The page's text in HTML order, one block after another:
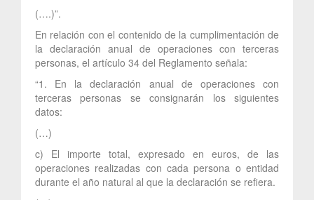
(….)”.
En relación con el contenido de la cumplimentación de
la declaración anual de operaciones con terceras
personas, el artículo 34 del Reglamento señala:
“1. En la declaración anual de operaciones con
terceras personas se consignarán los siguientes
datos:
(…)
c) El importe total, expresado en euros, de las
operaciones realizadas con cada persona o entidad
durante el año natural al que la declaración se refiera.